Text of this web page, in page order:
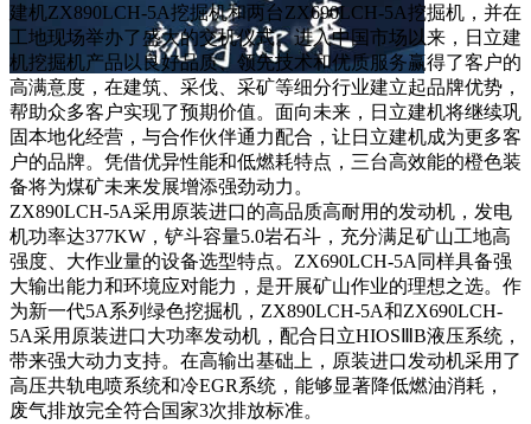
建机ZX890LCH-5A挖掘机和两台ZX690LCH-5A挖掘机，并在
工地现场举办了盛大的交机仪式。进入中国市场以来，日立建
机挖掘机产品以良好品质、领先技术和优质服务赢得了客户的
高满意度，在建筑、采伐、采矿等细分行业建立起品牌优势，
帮助众多客户实现了预期价值。面向未来，日立建机将继续巩
固本地化经营，与合作伙伴通力配合，让日立建机成为更多客
户的品牌。凭借优异性能和低燃耗特点，三台高效能的橙色装
备将为煤矿未来发展增添强劲动力。
ZX890LCH-5A采用原装进口的高品质高耐用的发动机，发电
机功率达377KW，铲斗容量5.0岩石斗，充分满足矿山工地高
强度、大作业量的设备选型特点。ZX690LCH-5A同样具备强
大输出能力和环境应对能力，是开展矿山作业的理想之选。作
为新一代5A系列绿色挖掘机，ZX890LCH-5A和ZX690LCH-
5A采用原装进口大功率发动机，配合日立HIOSⅢB液压系统，
带来强大动力支持。在高输出基础上，原装进口发动机采用了
高压共轨电喷系统和冷EGR系统，能够显著降低燃油消耗，
废气排放完全符合国家3次排放标准。